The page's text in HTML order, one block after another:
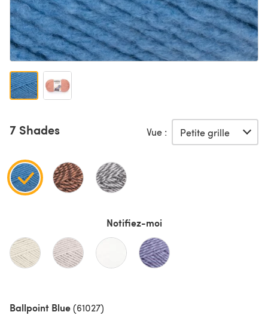
7 Shades Vue :
Notifiez-moi
Ballpoint Blue(61027)